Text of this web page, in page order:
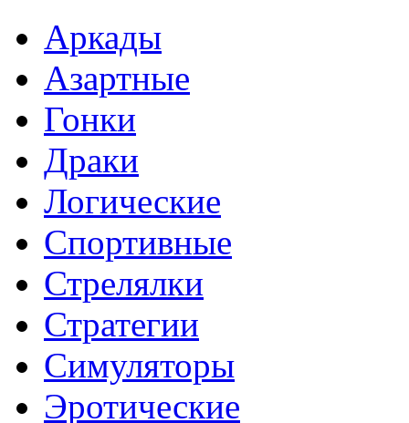
Аркады
Азартные
Гонки
Драки
Логические
Спортивные
Стрелялки
Стратегии
Симуляторы
Эротические